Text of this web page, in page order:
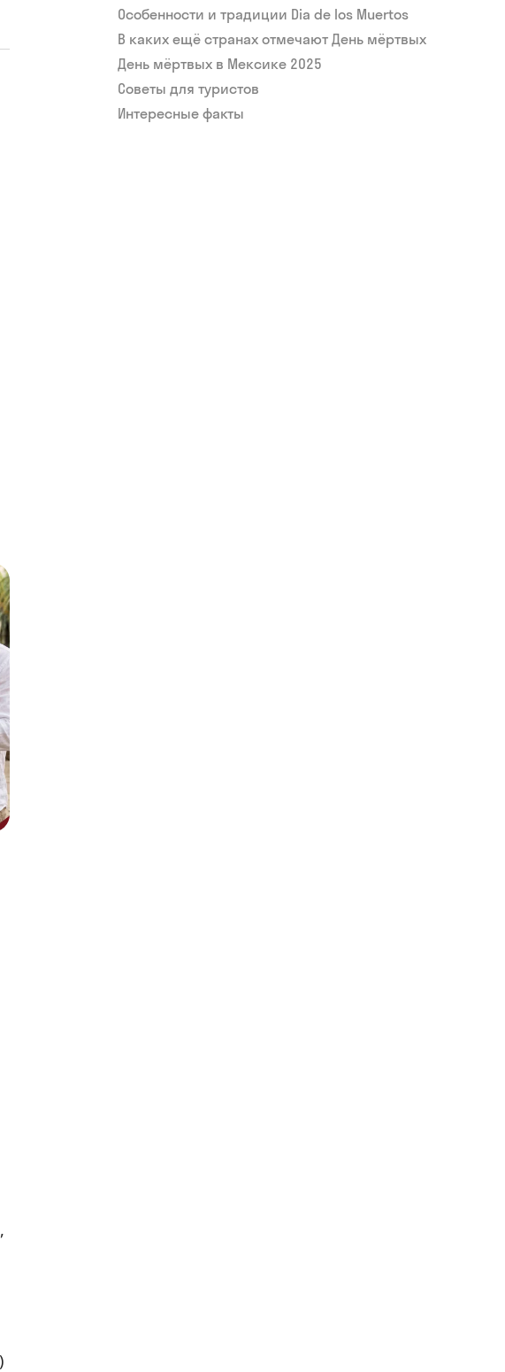
)
Особенности и традиции Dia de los Muertos
В каких ещё странах отмечают День мёртвых
День мёртвых в Мексике 2025
Советы для туристов
Интересные факты